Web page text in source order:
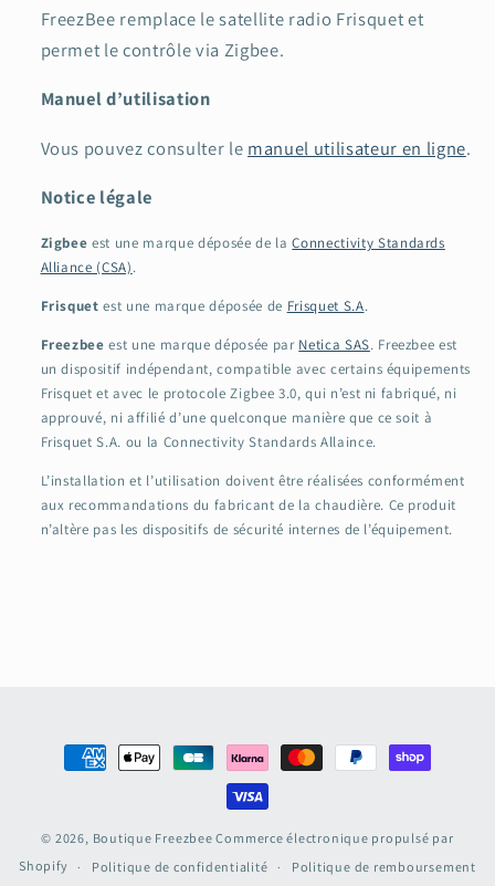
FreezBee remplace le satellite radio Frisquet et
permet le contrôle via Zigbee.
Manuel d’utilisation
Vous pouvez consulter le manuel utilisateur en ligne.
Notice légale
Zigbee est une marque déposée de laConnectivity Standards
Alliance (CSA).
Frisquet est une marque déposée de Frisquet S.A.
Freezbee est une marque déposée par Netica SAS. Freezbee est
un dispositif indépendant,compatible avec certains équipements
Frisquet et avec le protocole Zigbee 3.0, qui n’est ni fabriqué, ni
approuvé, ni affilié d’une quelconque manière que ce soit à
Frisquet S.A. ou la Connectivity Standards Allaince.
L’installation et l’utilisation doivent être réalisées conformément
aux recommandations du fabricant de la chaudière. Ce produit
n’altère pas les dispositifs de sécurité internes de l’équipement.
Moyens
© 2026, Boutique Freezbee Commerce électronique propulsé par
Shopify
Politique de confidentialité Politique de remboursement